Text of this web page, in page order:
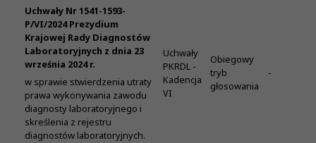
Uchwały Nr 1541-1593-
P/VI/2024 Prezydium
Krajowej Rady Diagnostów
Laboratoryjnych z dnia 23
września 2024 r.
w sprawie stwierdzenia utraty
prawa wykonywania zawodu
diagnosty laboratoryjnego i
skreślenia z rejestru
diagnostów laboratoryjnych.
Uchwały
PKRDL -
Kadencja
VI
Obiegowy
tryb
głosowania
-